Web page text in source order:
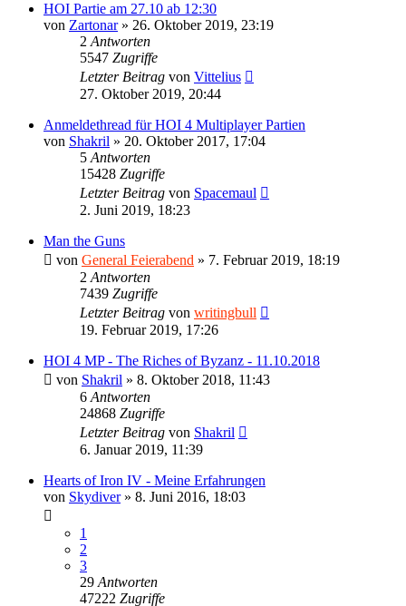
HOI Partie am 27.10 ab 12:30
von Zartonar» 26. Oktober 2019, 23:19
2 Antworten
5547 Zugriffe
Letzter Beitrag von Vittelius
27. Oktober 2019, 20:44
Anmeldethread für HOI 4 Multiplayer Partien
von Shakril » 20. Oktober 2017, 17:04
5 Antworten
15428 Zugriffe
Letzter Beitrag von Spacemaul
2. Juni 2019, 18:23
Man the Guns
von General Feierabend » 7. Februar 2019, 18:19
2 Antworten
7439 Zugriffe
Letzter Beitrag von writingbull
19. Februar 2019, 17:26
HOI 4 MP - The Riches of Byzanz - 11.10.2018
von Shakril » 8. Oktober 2018, 11:43
6 Antworten
24868 Zugriffe
Letzter Beitrag von Shakril
6. Januar 2019, 11:39
Hearts of Iron IV - Meine Erfahrungen
von Skydiver» 8. Juni 2016, 18:03
1
2
3
29 Antworten
47222 Zugriffe